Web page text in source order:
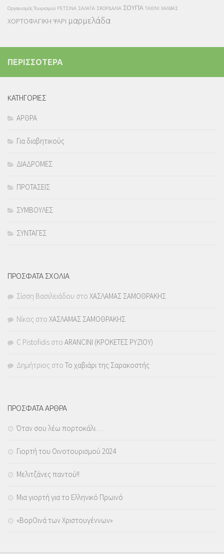
Οργανισμός Τουρισμού ΡΕΤΣΙΝΑ ΣΑΛΑΤΑ ΣΚΟΡΔΑΛΙΑ ΣΟΥΠΑ ΤΑΧΙΝΙ ΧΑΛΒΑΣ
ΧΟΡΤΟΦΑΓΙΚΗ ΨΑΡΙ μαρμελάδα
ΠΕΡΙΣΣΟΤΕΡΑ
KΑΤΗΓΟΡΙΕΣ
ΑΡΘΡΑ
Για διαβητικούς
ΔΙΑΔΡΟΜΕΣ
ΠΡΟΤΑΣΕΙΣ
ΣΥΜΒΟΥΛΕΣ
ΣΥΝΤΑΓΕΣ
ΠΡΟΣΦΑΤΑ ΣΧΟΛΙΑ
Σίσση Βασιλειάδου στο ΧΑΣΛΑΜΑΣ ΣΑΜΟΘΡΑΚΗΣ
Νίκος στο ΧΑΣΛΑΜΑΣ ΣΑΜΟΘΡΑΚΗΣ
C Pistofidis στο ARANCINI (ΚΡΟΚΕΤΕΣ ΡΥΖΙΟΥ)
Δημήτριος στο Το χαβιάρι της Σαρακοστής
ΠΡΟΣΦΑΤΑ ΑΡΘΡΑ
Όταν σου λέω πορτοκάλι …
Γιορτή του Οινοτουρισμού 2024
Μελιτζάνες παντού!!
Μια γιορτή για το Ελληνικό Πρωινό
«ΒορΟινά των Χριστουγέννων»